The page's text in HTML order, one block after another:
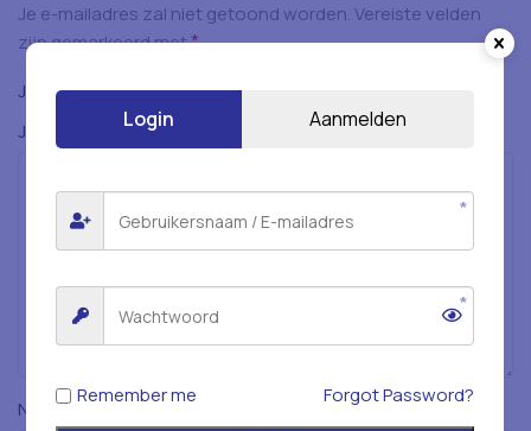
Je e-mailadres zal niet getoond worden.Vereiste velden
zijn gemarkeerd met*
Je beoordeling*
Je beoordeling*
Naam*
Login Aanmelden
Remember me Forgot Password?